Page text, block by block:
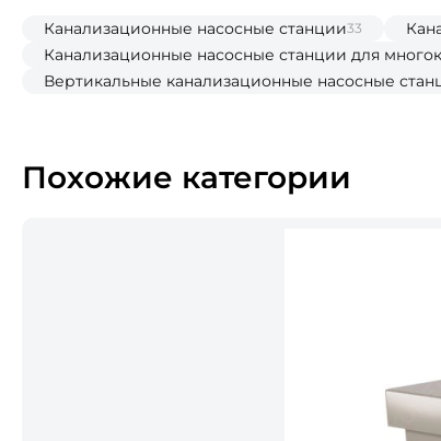
Канализационные насосные станции33
Канализационные насосные станции для
Вертикальные канализационные насосные
Похожие категории